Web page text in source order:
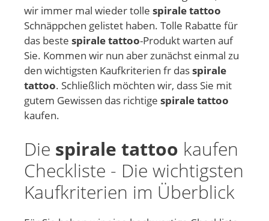
wir immer mal wieder tolle spirale tattoo
Schnäppchen gelistet haben. Tolle Rabatte für
das beste spirale tattoo-Produkt warten auf
Sie. Kommen wir nun aber zunächst einmal zu
den wichtigsten Kaufkriterien fr dasspirale
tattoo. Schließlich möchten wir, dass Sie mit
gutem Gewissen das richtige spirale tattoo
kaufen.
Die spirale tattoo kaufen
Checkliste - Die wichtigsten
Kaufkriterien im Überblick